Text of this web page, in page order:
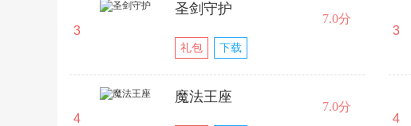
3
圣剑守护
礼包 下载
7.0分
4
魔法王座
7.0分
3
4